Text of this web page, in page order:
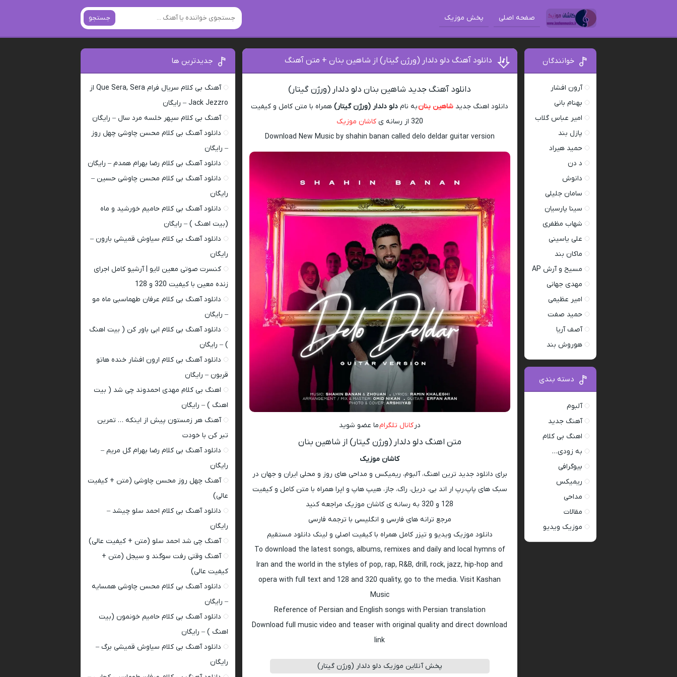
صفحه اصلی پخش موزیک جستجو
دانلود آهنگ دلو دلدار (ورژن گیتار) از شاهین بنان + متن آهنگ
دانلود آهنگ جدید شاهین بنان دلو دلدار (ورژن گیتار)
دانلود اهنگ جدید شاهین بنانبه نام دلو دلدار (ورژن گیتار)همراه با متن کامل و کیفیت
320 از رسانه ی
کاشان موزیک
Download New Music by shahin banan called delo deldar guitar version
درکانال تلگرامما عضو شوید
متن اهنگ دلو دلدار (ورژن گیتار) از شاهین بنان
کاشان موزیک
برای دانلود جدید ترین اهنگ، آلبوم، ریمیکس و مداحی های روز و محلی ایران و جهان در
سبک های پاپ،رپ ار اند بی، دریل، راک، جاز، هیپ هاپ و اپرا همراه با متن کامل و کیفیت
128 و 320 به رسانه ی کاشان موزیک مراجعه کنید
مرجع ترانه های فارسی و انگلیسی با ترجمه فارسی
دانلود موزیک ویدیو و تیزر کامل همراه با کیفیت اصلی و لینک دانلود مستقیم
To download the latest songs, albums, remixes and daily and local hymns of
Iran and the world in the styles of pop, rap, R&B, drill, rock, jazz, hip-hop and
opera with full text and 128 and 320 quality, go to the media. Visit Kashan
Music
Reference of Persian and English songs with Persian translation
Download full music video and teaser with original quality and direct download
link
پخش آنلاین موزیک دلو دلدار (ورژن گیتار)
خوانندگان
آرون افشار
بهنام بانی
امیر عباس گلاب
پازل بند
حمید هیراد
د دن
دانوش
سامان جلیلی
سینا پارسیان
شهاب مظفری
علی یاسینی
ماکان بند
مسیح و آرش AP
مهدی جهانی
امیر عظیمی
حمید صفت
آصف آریا
هوروش بند
دسته بندی
آلبوم
آهنگ جدید
اهنگ بی کلام
به زودی…
بیوگرافی
ریمیکس
مداحی
مقالات
موزیک ویدیو
جدیدترین ها
آهنگ بی کلام سریال فرام Que Sera, Sera از
Jack Jezzro – رایگان
آهنگ بی کلام سپهر خلسه مرد سال – رایگان
دانلود آهنگ بی کلام محسن چاوشی چهل روز
– رایگان
دانلود آهنگ بی کلام رضا بهرام همدم – رایگان
دانلود آهنگ بی کلام محسن چاوشی حسین –
رایگان
دانلود آهنگ بی کلام حامیم خورشید و ماه
(بیت اهنگ ) – رایگان
دانلود آهنگ بی کلام سیاوش قمیشی بارون –
رایگان
کنسرت صوتی معین لایو | آرشیو کامل اجرای
زنده معین با کیفیت 320 و 128
دانلود آهنگ بی کلام عرفان طهماسبی ماه مو
– رایگان
دانلود آهنگ بی کلام ابی باور کن ( بیت اهنگ
) – رایگان
دانلود آهنگ بی کلام ارون افشار خنده هاتو
قربون – رایگان
اهنگ بی کلام مهدی احمدوند چی شد ( بیت
اهنگ ) – رایگان
آهنگ هر زمستون پیش از اینکه … تمرین
تبر کن با خودت
دانلود آهنگ بی کلام رضا بهرام گل مریم –
رایگان
آهنگ چهل روز محسن چاوشی (متن + کیفیت
عالی)
دانلود آهنگ بی کلام احمد سلو چیشد –
رایگان
آهنگ چی شد احمد سلو (متن + کیفیت عالی)
آهنگ وقتی رفت سوگند و سیجل (متن +
کیفیت عالی)
دانلود آهنگ بی کلام محسن چاوشی همسایه
– رایگان
دانلود آهنگ بی کلام حامیم خونمون (بیت
اهنگ ) – رایگان
دانلود آهنگ بی کلام سیاوش قمیشی برگ –
رایگان